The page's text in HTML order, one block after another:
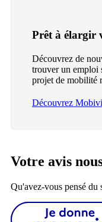
Prêt à élargir
Découvrez de
trouver un emploi
projet de mobilité
Découvrez
Votre avis
Qu'avez-vous pensé du